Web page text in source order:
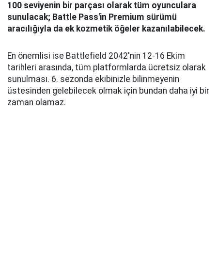
100 seviyenin bir parçası olarak tüm oyunculara
sunulacak; Battle Pass'in Premium sürümü
aracılığıyla da ek kozmetik öğeler kazanılabilecek.
En önemlisi ise Battlefield 2042'nin 12-16 Ekim
tarihleri arasında, tüm platformlarda ücretsiz olarak
sunulması. 6. sezonda ekibinizle bilinmeyenin
üstesinden gelebilecek olmak için bundan daha iyi bir
zaman olamaz.